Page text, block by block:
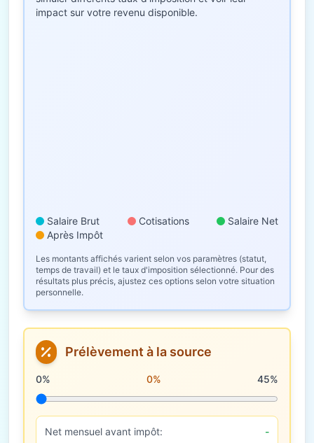
impact sur votre revenu disponible.
Salaire Brut Cotisations
Salaire Net
Après Impôt
Les montants affichés varient selon vos paramètres (statut,
temps de travail) et le taux d'imposition sélectionné. Pour des
résultats plus précis, ajustez ces options selon votre situation
personnelle.
Prélèvement à la source
Taux de prélèvement à la source
0% 0% 45%
Net mensuel avant impôt:
-